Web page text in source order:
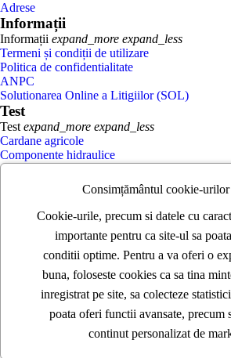
Adrese
Informații
Informații expand_more expand_less
Termeni și condiții de utilizare
Politica de confidentialitate
ANPC
Solutionarea Online a Litigiilor (SOL)
Test
Test expand_more expand_less
Cardane agricole
Componente hidraulice
Cruci cardanice
Dispozitive siguranță cardan
Furtun semănatori / eribicidatoare
Piese cardane agricole
Plasă - Sfoară balotat
Pompă instalație erbicidat
Radiatoare Tractor - Rabă
Radacina
Talere disc
Țeavă cardan
Consimțământul cookie-
Cookie-urile, precum si datele cu
importante pentru ca site-ul sa
conditii optime. Pentru a va oferi o
buna, foloseste cookies ca sa tina
inregistrat pe site, sa colecteze
poata oferi functii avansate, precum
continut personalizat de